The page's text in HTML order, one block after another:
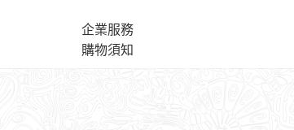
企業服務
購物須知